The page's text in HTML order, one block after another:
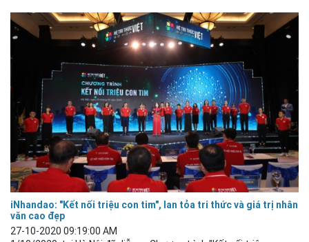
iNhandao: "Kết nối triệu con tim", lan tỏa tri thức và giá trị nhân
văn cao đẹp
27-10-2020 09:19:00 AM